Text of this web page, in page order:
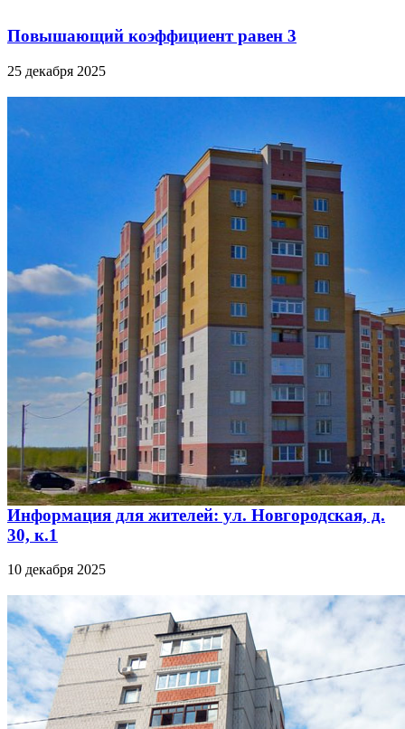
Повышающий коэффициент равен 3
25 декабря 2025
Информация для жителей: ул. Новгородская, д.
30, к.1
10 декабря 2025